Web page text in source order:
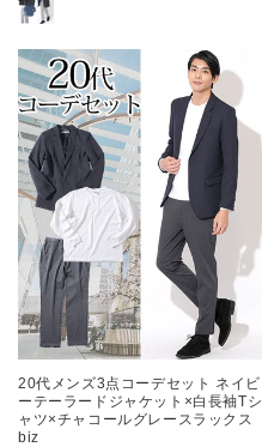
20代メンズ3点コーデセット ネイビ
ーテーラードジャケット×白長袖Tシ
ャツ×チャコールグレースラックス
biz